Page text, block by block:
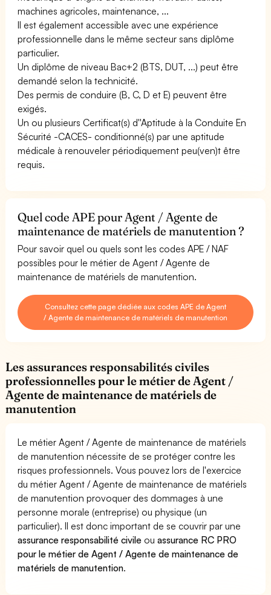
machines agricoles, maintenance, ...
Il est également accessible avec une expérience
professionnelle dans le même secteur sans diplôme
particulier.
Un diplôme de niveau Bac+2 (BTS, DUT, ...) peut être
demandé selon la technicité.
Des permis de conduire (B, C, D et E) peuvent être
exigés.
Un ou plusieurs Certificat(s) d''Aptitude à la Conduite En
Sécurité -CACES- conditionné(s) par une aptitude
médicale à renouveler périodiquement peu(ven)t être
requis.
Quel code APE pour Agent / Agente de
maintenance de matériels de manutention ?
Pour savoir quel ou quels sont les codes APE / NAF
possibles pour le métier de Agent / Agente de
maintenance de matériels de manutention.
Consultez cette page dédiée aux codes APE de Agent
/ Agente de maintenance de matériels de manutention
Les assurances responsabilités civiles
professionnelles pour le métier de Agent /
Agente de maintenance de matériels de
manutention
Le métier Agent / Agente de maintenance de matériels
de manutention nécessite de se protéger contre les
risques professionnels. Vous pouvez lors de l'exercice
du métier Agent / Agente de maintenance de matériels
de manutention provoquer des dommages à une
personne morale (entreprise) ou physique (un
particulier). Il est donc important de se couvrir par une
assurance responsabilité civile ouassurance RC PRO
pour le métier de Agent / Agente de maintenance de
matériels de manutention.